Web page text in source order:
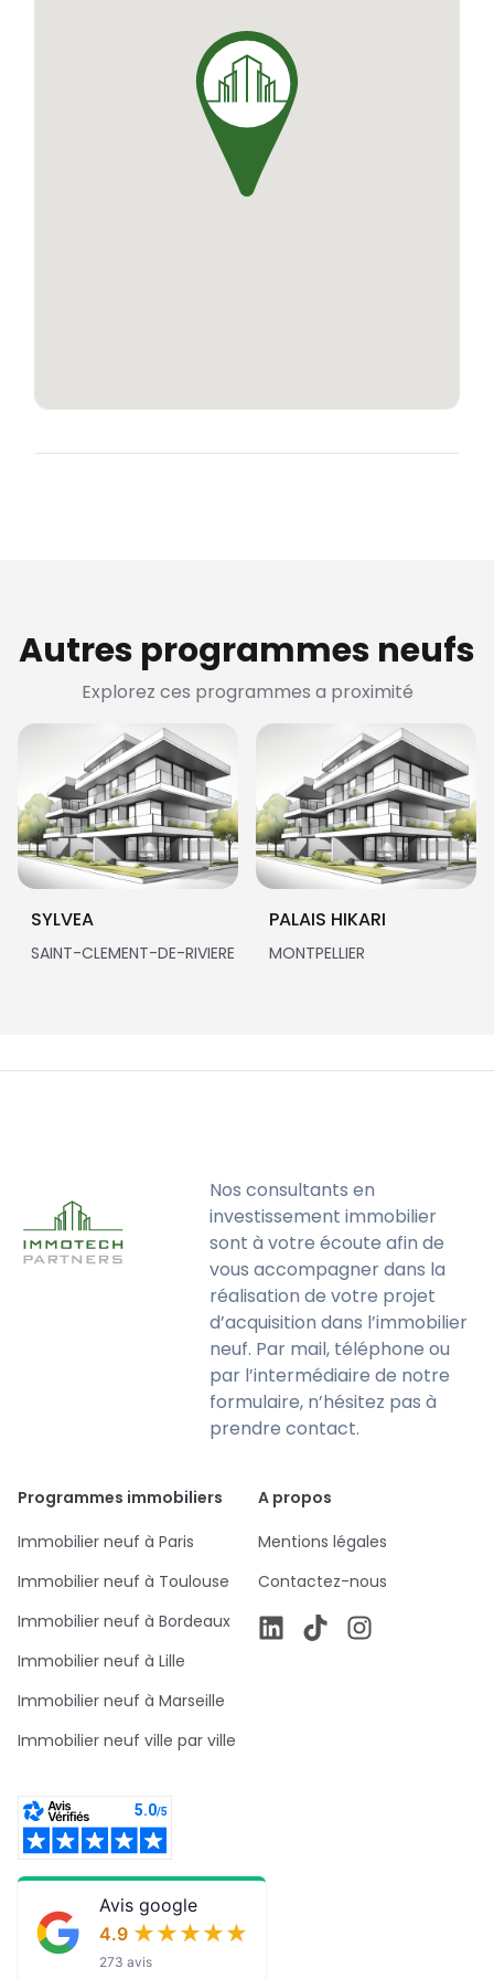
récupération d'eau de pluie pour l'arrosage et la
mise en place d'un composteur, en font un lieu
de vie éco-responsable luxuriant et raffiné.
Autres programmes neufs
Explorez ces programmes a proximité
SYLVEA
SAINT-CLEMENT-DE-RIVIERE
PALAIS HIKARI
MONTPELLIER
Nos consultants en
investissement immobilier
sont à votre écoute afin de
vous accompagner dans la
réalisation de votre projet
d’acquisition dans l’immobilier
neuf. Par mail, téléphone ou
par l’intermédiaire de notre
formulaire, n’hésitez pas à
prendre contact.
Programmes immobiliers
Immobilier neuf à Paris
Immobilier neuf à Toulouse
Immobilier neuf à Bordeaux
Immobilier neuf à Lille
Immobilier neuf à Marseille
Immobilier neuf ville par ville
A propos
Mentions légales
Contactez-nous
Avis google
4.9 ★★★★★
★★★★★
273 avis